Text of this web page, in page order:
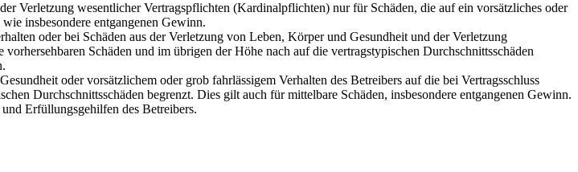
Verletzung wesentlicher Vertragspflichten (Kardinalpflichten) nur für Schäden, die auf ein vorsätzliches oder
insbesondere entgangenen Gewinn.
oder bei Schäden aus der Verletzung von Leben, Körper und Gesundheit und der Verletzung
Schäden und im übrigen der Höhe nach auf die vertragstypischen Durchschnittsschäden
oder vorsätzlichem oder grob fahrlässigem Verhalten des Betreibers auf die bei Vertragsschluss
Durchschnittsschäden begrenzt. Dies gilt auch für mittelbare Schäden, insbesondere entgangenen Gewinn.
Erfüllungsgehilfen des Betreibers.